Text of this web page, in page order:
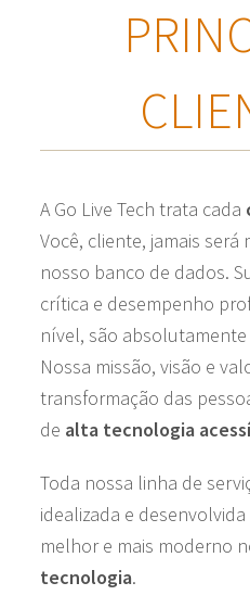
A Go Live Tech trata cada
Você, cliente, jamais será
nosso banco de dados.
crítica e desempenho
nível, são absolutamente
Nossa missão, visão e
transformação das
de alta tecnologia
Toda nossa linha de
idealizada e
melhor e mais moderno
tecnologia.